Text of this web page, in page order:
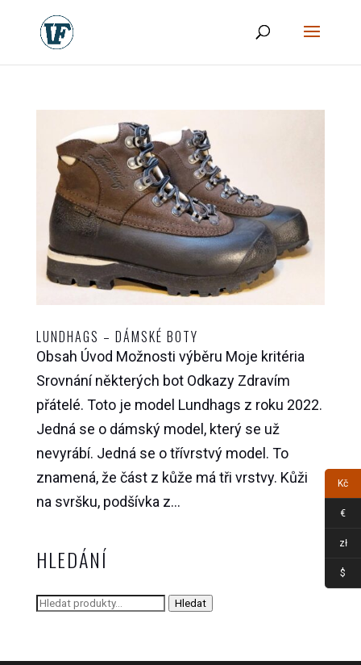
LUNDHAGS – DÁMSKÉ BOTY
Obsah Úvod Možnosti výběru Moje kritéria
Srovnání některých bot Odkazy Zdravím
přátelé. Toto je model Lundhags z roku 2022.
Jedná se o dámský model, který se už
nevyrábí. Jedná se o třívrstvý model. To
znamená, že část z kůže má tři vrstvy. Kůži
na svršku, podšívka z...
HLEDÁNÍ
Hledat: Hledat
Kč
€
zł
$